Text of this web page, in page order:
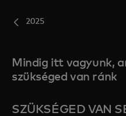
2025
Mindig itt vagyunk,
szükséged van ránk
SZÜKSÉGED VAN